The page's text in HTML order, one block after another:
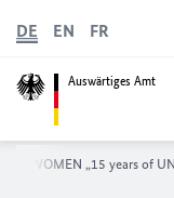
Auswärtiges Amt
DE EN FR
WOMEN „15 years of